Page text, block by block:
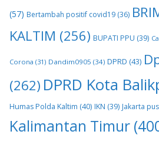
(57) Bertambah positif covid19 (36)
KALTIM (256) BUPATI PPU (39)
Corona (31) Dandim0905 (34) DPRD (43)
(262) DPRD Kota
Humas Polda Kaltim (40) IKN (39) Jakarta
Kalimantan Timur